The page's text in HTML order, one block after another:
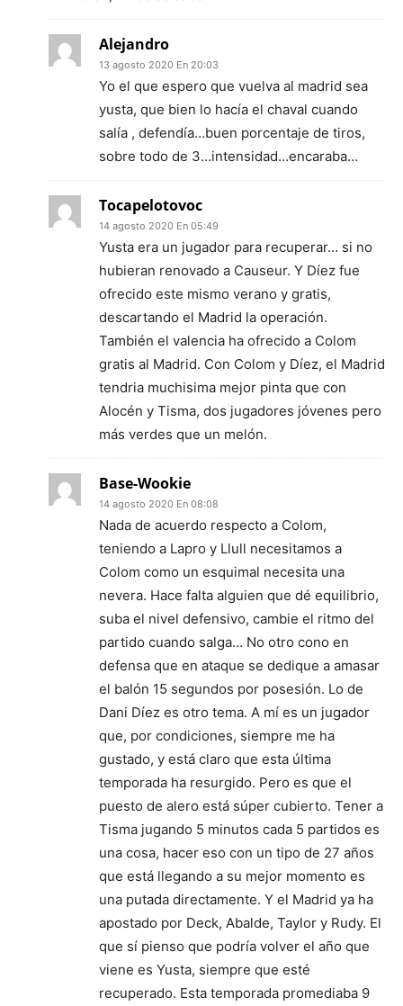
Alejandro
13 agosto 2020 En 20:03
Yo el que espero que vuelva al madrid sea
yusta, que bien lo hacía el chaval cuando
salía , defendía…buen porcentaje de tiros,
sobre todo de 3…intensidad…encaraba…
Tocapelotovoc
14 agosto 2020 En 05:49
Yusta era un jugador para recuperar… si no
hubieran renovado a Causeur. Y Díez fue
ofrecido este mismo verano y gratis,
descartando el Madrid la operación.
También el valencia ha ofrecido a Colom
gratis al Madrid. Con Colom y Díez, el Madrid
tendria muchisima mejor pinta que con
Alocén y Tisma, dos jugadores jóvenes pero
más verdes que un melón.
Base-Wookie
14 agosto 2020 En 08:08
Nada de acuerdo respecto a Colom,
teniendo a Lapro y Llull necesitamos a
Colom como un esquimal necesita una
nevera. Hace falta alguien que dé equilibrio,
suba el nivel defensivo, cambie el ritmo del
partido cuando salga… No otro cono en
defensa que en ataque se dedique a amasar
el balón 15 segundos por posesión. Lo de
Dani Díez es otro tema. A mí es un jugador
que, por condiciones, siempre me ha
gustado, y está claro que esta última
temporada ha resurgido. Pero es que el
puesto de alero está súper cubierto. Tener a
Tisma jugando 5 minutos cada 5 partidos es
una cosa, hacer eso con un tipo de 27 años
que está llegando a su mejor momento es
una putada directamente. Y el Madrid ya ha
apostado por Deck, Abalde, Taylor y Rudy. El
que sí pienso que podría volver el año que
viene es Yusta, siempre que esté
recuperado. Esta temporada promediaba 9